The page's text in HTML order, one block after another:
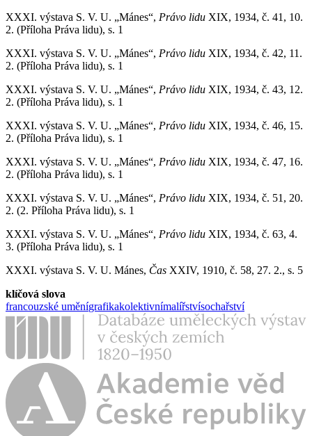
XXXI. výstava S. V. U. „Mánes“, Právo lidu XIX, 1934, č. 41, 10.
2. (Příloha Práva lidu), s. 1
XXXI. výstava S. V. U. „Mánes“, Právo lidu XIX, 1934, č. 42, 11.
2. (Příloha Práva lidu), s. 1
XXXI. výstava S. V. U. „Mánes“, Právo lidu XIX, 1934, č. 43, 12.
2. (Příloha Práva lidu), s. 1
XXXI. výstava S. V. U. „Mánes“, Právo lidu XIX, 1934, č. 46, 15.
2. (Příloha Práva lidu), s. 1
XXXI. výstava S. V. U. „Mánes“, Právo lidu XIX, 1934, č. 47, 16.
2. (Příloha Práva lidu), s. 1
XXXI. výstava S. V. U. „Mánes“, Právo lidu XIX, 1934, č. 51, 20.
2. (2. Příloha Práva lidu), s. 1
XXXI. výstava S. V. U. „Mánes“, Právo lidu XIX, 1934, č. 63, 4.
3. (Příloha Práva lidu), s. 1
XXXI. výstava S. V. U. Mánes, Čas XXIV, 1910, č. 58, 27. 2., s. 5
klíčová slova
francouzské uměnígrafikakolektivnímalířstvísochařství